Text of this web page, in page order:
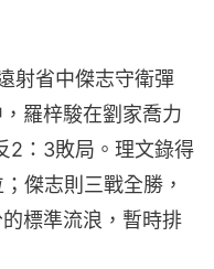
射省中傑志守衛彈
羅梓駿在劉家喬力
2：3敗局。理文錄得
傑志則三戰全勝，
標準流浪，暫時排